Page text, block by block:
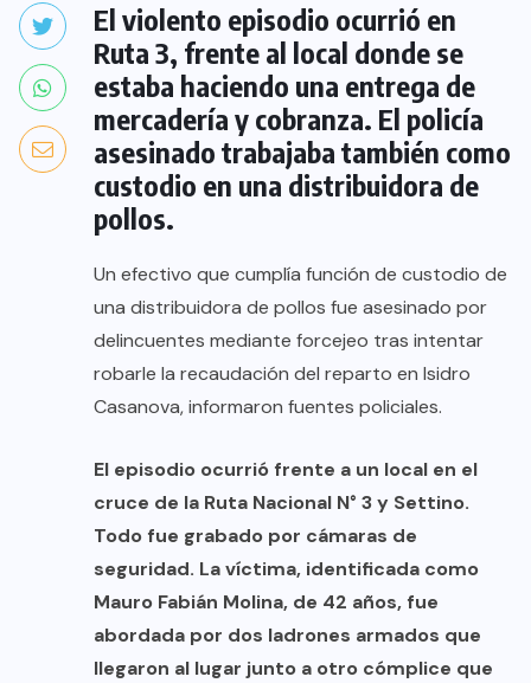
El violento episodio ocurrió en
Ruta 3, frente al local donde se
estaba haciendo una entrega de
mercadería y cobranza. El policía
asesinado trabajaba también como
custodio en una distribuidora de
pollos.
Un efectivo que cumplía función de custodio de
una distribuidora de pollos fue asesinado por
delincuentes mediante forcejeo tras intentar
robarle la recaudación del reparto en Isidro
Casanova, informaron fuentes policiales.
El episodio ocurrió frente a un local en el
cruce de la Ruta Nacional N° 3 y Settino.
Todo fue grabado por cámaras de
seguridad. La víctima, identificada como
Mauro Fabián Molina, de 42 años, fue
abordada por dos ladrones armados que
llegaron al lugar junto a otro cómplice que